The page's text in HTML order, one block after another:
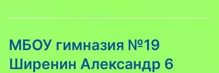
МБОУ гимназия №19
Ширенин Александр 6